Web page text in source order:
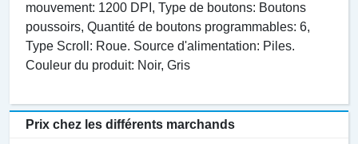
mouvement: 1200 DPI, Type de boutons: Boutons
poussoirs, Quantité de boutons programmables: 6,
Type Scroll: Roue. Source d'alimentation: Piles.
Couleur du produit: Noir, Gris
Prix chez les différents marchands